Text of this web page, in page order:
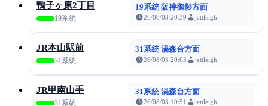
鴨子ヶ原2丁目
19系統
19系統 阪神御影方面
26/08/03 20:39 jettleigh
JR本山駅前
31系統
31系統 渦森台方面
26/08/03 20:03 jettleigh
JR甲南山手
31系統
31系統 渦森台方面
26/08/03 19:51 jettleigh